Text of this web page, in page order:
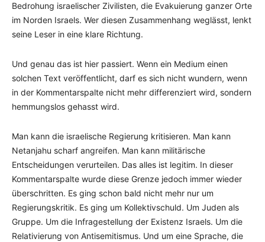
Bedrohung israelischer Zivilisten, die Evakuierung ganzer Orte
im Norden Israels. Wer diesen Zusammenhang weglässt, lenkt
seine Leser in eine klare Richtung.
Und genau das ist hier passiert. Wenn ein Medium einen
solchen Text veröffentlicht, darf es sich nicht wundern, wenn
in der Kommentarspalte nicht mehr differenziert wird, sondern
hemmungslos gehasst wird.
Man kann die israelische Regierung kritisieren. Man kann
Netanjahu scharf angreifen. Man kann militärische
Entscheidungen verurteilen. Das alles ist legitim. In dieser
Kommentarspalte wurde diese Grenze jedoch immer wieder
überschritten. Es ging schon bald nicht mehr nur um
Regierungskritik. Es ging um Kollektivschuld. Um Juden als
Gruppe. Um die Infragestellung der Existenz Israels. Um die
Relativierung von Antisemitismus. Und um eine Sprache, die